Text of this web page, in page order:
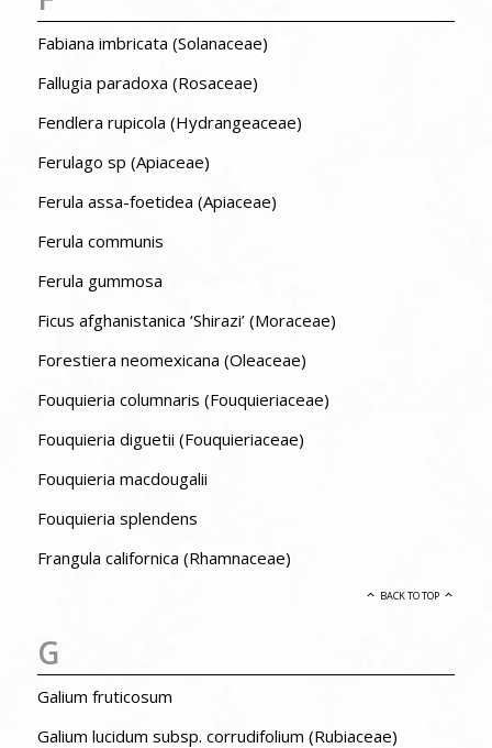
Fabiana imbricata (Solanaceae)
Fallugia paradoxa (Rosaceae)
Fendlera rupicola (Hydrangeaceae)
Ferulago sp (Apiaceae)
Ferula assa-foetidea (Apiaceae)
Ferula communis
Ferula gummosa
Ficus afghanistanica ‘Shirazi’ (Moraceae)
Forestiera neomexicana (Oleaceae)
Fouquieria columnaris (Fouquieriaceae)
Fouquieria diguetii (Fouquieriaceae)
Fouquieria macdougalii
Fouquieria splendens
Frangula californica (Rhamnaceae)
BACK TO TOP
G
Galium fruticosum
Galium lucidum subsp. corrudifolium (Rubiaceae)